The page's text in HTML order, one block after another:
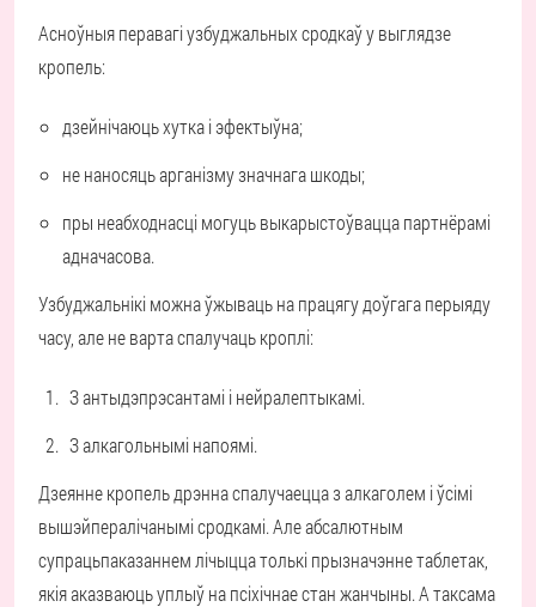
Асноўныя перавагі узбуджальных сродкаў у выглядзе
кропель:
дзейнічаюць хутка і эфектыўна;
не наносяць арганізму значнага шкоды;
пры неабходнасці могуць выкарыстоўвацца партнёрамі
адначасова.
Узбуджальнікі можна ўжываць на працягу доўгага перыяду
часу, але не варта спалучаць кроплі:
З антыдэпрэсантамі і нейралептыкамі.
З алкагольнымі напоямі.
Дзеянне кропель дрэнна спалучаецца з алкаголем і ўсімі
вышэйпералічанымі сродкамі. Але абсалютным
супрацьпаказаннем лічыцца толькі прызначэнне таблетак,
якія аказваюць уплыў на псіхічнае стан жанчыны. А таксама